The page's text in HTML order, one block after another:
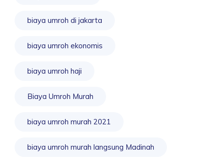
biaya umroh di jakarta
biaya umroh ekonomis
biaya umroh haji
Biaya Umroh Murah
biaya umroh murah 2021
biaya umroh murah langsung Madinah